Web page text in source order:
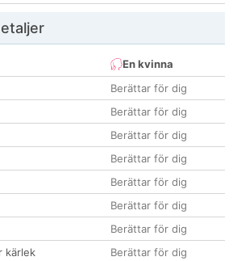
En kvinna
Berättar för dig
Berättar för dig
Berättar för dig
Berättar för dig
Berättar för dig
Berättar för dig
Berättar för dig
kärlek
Berättar för dig